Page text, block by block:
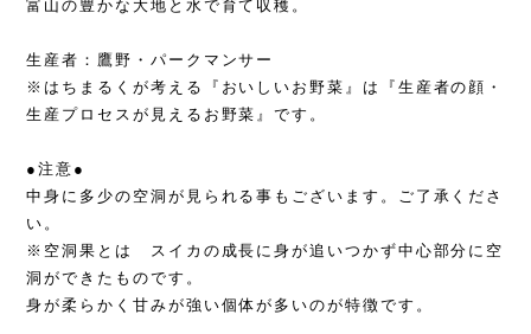
富山の豊かな大地と水で育て収穫。
生産者：鷹野・パークマンサー
※はちまるくが考える『おいしいお野菜』は『生産者の顔・
生産プロセスが見えるお野菜』です。
●注意●
中身に多少の空洞が見られる事もございます。ご了承くださ
い。
※空洞果とは スイカの成長に身が追いつかず中心部分に空
洞ができたものです。
身が柔らかく甘みが強い個体が多いのが特徴です。